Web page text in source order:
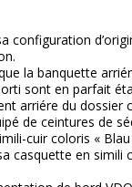
configuration
la banquette
sont en parfait
arriére du dossier
de ceintures de
cuir coloris «
casquette en simili